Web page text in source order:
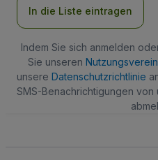
In die Liste eintragen
Indem Sie sich anmelden
Sie unseren
unsere Datenschutzrichtlinie
SMS-Benachrichtigungen